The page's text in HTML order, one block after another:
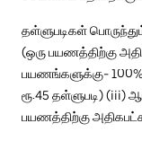
தள்ளுபடிகள்
(ஒரு பயணத்திற்கு
பயணங்களுக்கு- 100%
ரூ.45 தள்ளுபடி) (iii)
பயணத்திற்கு